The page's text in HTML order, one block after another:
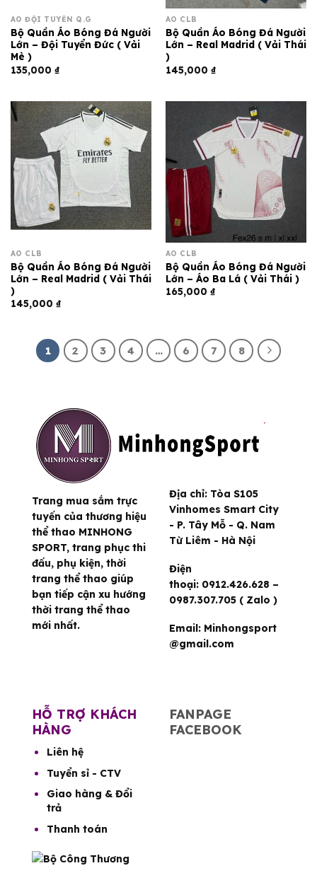
ÁO ĐỘI TUYỂN Q.G
Bộ Quần Áo Bóng Đá Người
Lớn – Đội Tuyển Đức ( Vải
Mè )
135,000 ₫
ÁO CLB
Bộ Quần Áo Bóng Đá Người
Lớn – Real Madrid ( Vải Thái
)
145,000 ₫
ÁO CLB
Bộ Quần Áo Bóng Đá Người
Lớn – Real Madrid ( Vải Thái
)
145,000 ₫
ÁO CLB
Bộ Quần Áo Bóng Đá Người
Lớn – Áo Ba Lá ( Vải Thái )
165,000 ₫
1 2 3 4 … 6 7 8
Trang mua sắm trực
tuyến của thương hiệu
thể thao MINHONG
SPORT, trang phục thi
đấu, phụ kiện, thời
trang thể thao giúp
bạn tiếp cận xu hướng
thời trang thể thao
mới nhất.
Địa chỉ: Tòa S105
Vinhomes Smart City
- P. Tây Mỗ - Q. Nam
Từ Liêm - Hà Nội
Điện
thoại: 0912.426.628 –
0987.307.705 ( Zalo )
Email: Minhongsport
@gmail.com
HỖ TRỢ KHÁCH
HÀNG
Liên hệ
Tuyển sỉ - CTV
Giao hàng & Đổi
trả
Thanh toán
FANPAGE
FACEBOOK